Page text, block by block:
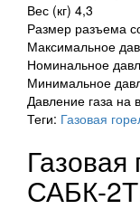
Вес (кг) 4,3
Размер разъема
Максимальное
Номинальное
Минимальное
Давление газа на
Теги: Газовая
Газовая
САБК-